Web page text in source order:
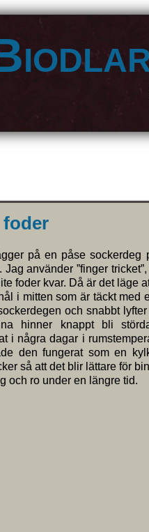
på en påse
använder ”finger
foder kvar. Då är det läge
i mitten som är täckt
och snabbt
hinner knappt bli
i några dagar i
den fungerat som en
så att det blir lättare för
och ro under en längre tid.